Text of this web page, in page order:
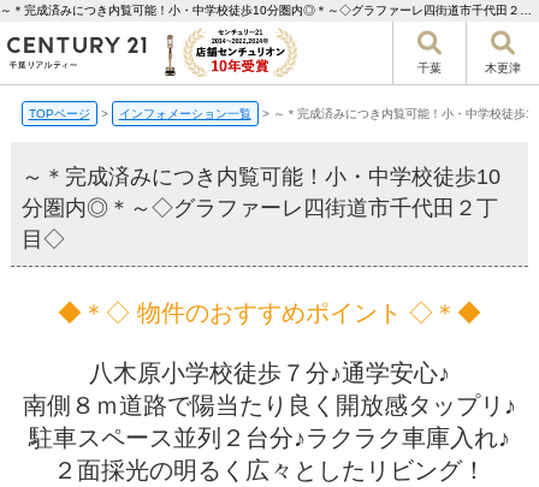
千葉 木更津
TOPページ > インフォメーション一覧 > ～＊完成済みにつき内覧可能！小・中学校徒
～＊完成済みにつき内覧可能！小・中学校徒歩10
分圏内◎＊～◇グラファーレ四街道市千代田２丁
目◇
◆＊◇ 物件のおすすめポイント ◇＊◆
八木原小学校徒歩７分♪通学安心♪
南側８ｍ道路で陽当たり良く開放感タップリ♪
駐車スペース並列２台分♪ラクラク車庫入れ♪
２面採光の明るく広々としたリビング！